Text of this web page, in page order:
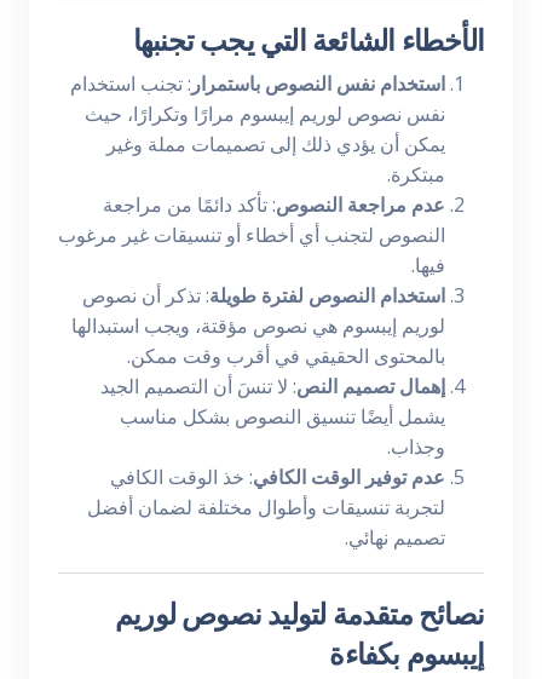
الأخطاء الشائعة التي يجب تجنبها
استخدام نفس النصوص باستمرار : تجنب استخدام
نفس نصوص لوريم إيبسوم مرارًا وتكرارًا، حيث
يمكن أن يؤدي ذلك إلى تصميمات مملة وغير
مبتكرة.
عدم مراجعة النصوص: تأكد دائمًا من مراجعة
النصوص لتجنب أي أخطاء أو تنسيقات غير مرغوب
فيها.
استخدام النصوص لفترة طويلة: تذكر أن نصوص
لوريم إيبسوم هي نصوص مؤقتة، ويجب استبدالها
بالمحتوى الحقيقي في أقرب وقت ممكن.
إهمال تصميم النص: لا تنسَ أن التصميم الجيد
يشمل أيضًا تنسيق النصوص بشكل مناسب
وجذاب.
عدم توفير الوقت الكافي: خذ الوقت الكافي
لتجربة تنسيقات وأطوال مختلفة لضمان أفضل
تصميم نهائي.
نصائح متقدمة لتوليد نصوص لوريم
إيبسوم بكفاءة